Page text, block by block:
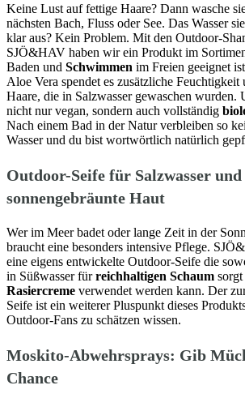
Keine Lust auf fettige Haare? Dann wasche
nächsten Bach, Fluss oder See. Das Wasser
klar aus? Kein Problem. Mit den Outdoor-
SJÖ&HAV haben wir ein Produkt im
Baden und Schwimmen im Freien geeignet
Aloe Vera spendet es zusätzliche Feuchtigkeit
Haare, die in Salzwasser gewaschen wurden.
nicht nur vegan, sondern auch vollständig
Nach einem Bad in der Natur verbleiben so
Wasser und du bist wortwörtlich natürlich
Outdoor-Seife für Salzwasser und
sonnengebräunte Haut
Wer im Meer badet oder lange Zeit in der
braucht eine besonders intensive Pflege.
eine eigens entwickelte Outdoor-Seife die
in Süßwasser fürreichhaltigen Schaum
Rasiercreme verwendet werden kann. Der
Seife ist ein weiterer Pluspunkt dieses
Outdoor-Fans zu schätzen wissen.
Moskito-Abwehrsprays: Gib
Chance